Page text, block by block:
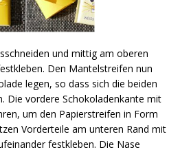
und mittig am oberen
Den Mantelstreifen nun
legen, so dass sich die beiden
Die vordere Schokoladenkante mit
um den Papierstreifen in Form
Vorderteile am unteren Rand mit
festkleben. Die Nase